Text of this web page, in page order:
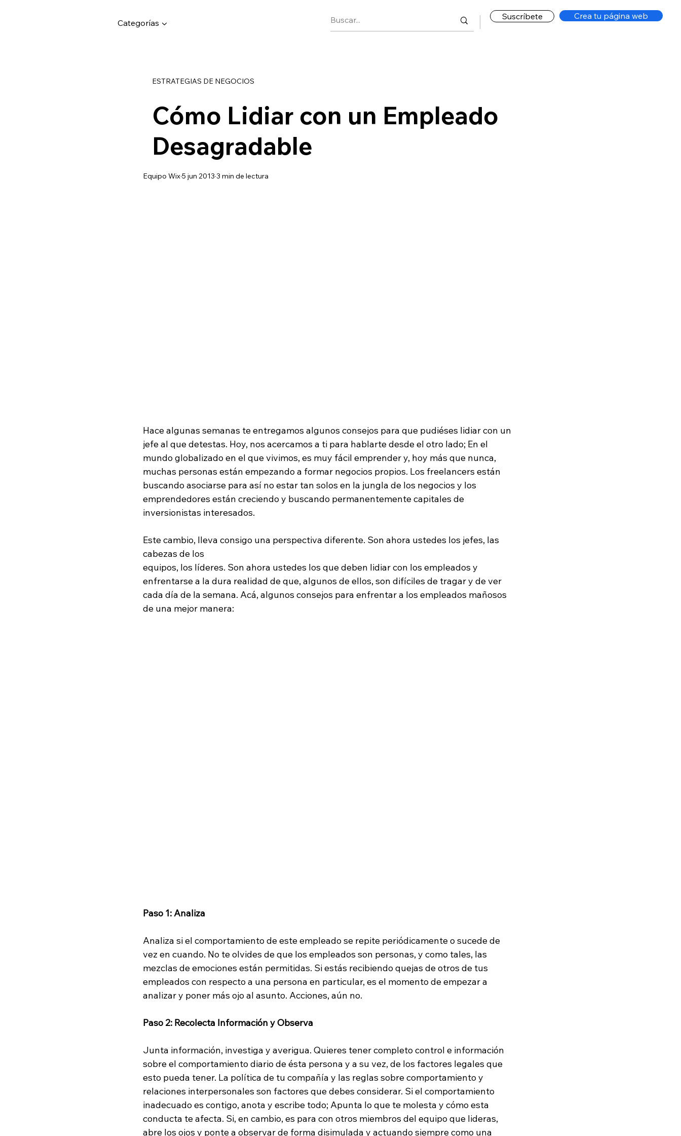
Categorías ▼
Suscríbete Crea tu página web
ESTRATEGIAS DE NEGOCIOS
Cómo Lidiar con un Empleado
Desagradable
Equipo Wix5 jun 2013 3 min de lectura
Hace algunas semanas te entregamos algunos consejos para que pudiéses lidiar con un
jefe al que detestas. Hoy, nos acercamos a ti para hablarte desde el otro lado; En el
mundo globalizado en el que vivimos, es muy fácil emprender y, hoy más que nunca,
muchas personas están empezando a formar negocios propios. Los freelancers están
buscando asociarse para así no estar tan solos en la jungla de los negocios y los
emprendedores están creciendo y buscando permanentemente capitales de
inversionistas interesados.
Este cambio, lleva consigo una perspectiva diferente. Son ahora ustedes los jefes, las
cabezas de los
equipos, los líderes. Son ahora ustedes los que deben lidiar con los empleados y
enfrentarse a la dura realidad de que, algunos de ellos, son difíciles de tragar y de ver
cada día de la semana. Acá, algunos consejos para enfrentar a los empleados mañosos
de una mejor manera:
Paso 1: Analiza
Analiza si el comportamiento de este empleado se repite periódicamente o sucede de
vez en cuando. No te olvides de que los empleados son personas, y como tales, las
mezclas de emociones están permitidas. Si estás recibiendo quejas de otros de tus
empleados con respecto a una persona en particular, es el momento de empezar a
analizar y poner más ojo al asunto. Acciones, aún no.
Paso 2: Recolecta Información y Observa
Junta información, investiga y averigua. Quieres tener completo control e información
sobre el comportamiento diario de ésta persona y a su vez, de los factores legales que
esto pueda tener. La política de tu compañía y las reglas sobre comportamiento y
relaciones interpersonales son factores que debes considerar. Si el comportamiento
inadecuado es contigo, anota y escribe todo; Apunta lo que te molesta y cómo esta
conducta te afecta. Si, en cambio, es para con otros miembros del equipo que lideras,
abre los ojos y ponte a observar de forma disimulada y actuando siempre como una